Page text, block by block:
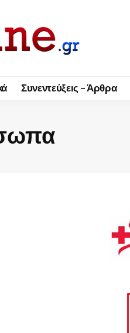
Συνεντεύξεις – Άρθρα